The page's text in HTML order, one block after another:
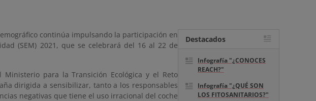
continúa impulsando la participación en
(SEM) 2021, que se celebrará del 16 al 22 de
para la Transición Ecológica y el Reto
dirigida a sensibilizar, tanto a los responsables
negativas que tiene el uso irracional del coche
Destacados
Infografía "¿CONOCES
REACH?"
Infografía "¿QUÉ SON
LOS FITOSANITARIOS?"